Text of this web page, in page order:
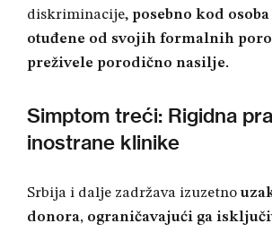
diskriminacije, posebno kod
otuđene od svojih formalnih
preživele porodično nasilje.
Simptom treći: Rigidna
inostrane klinike
Srbija i dalje zadržava izuzetno
donora, ograničavajući ga